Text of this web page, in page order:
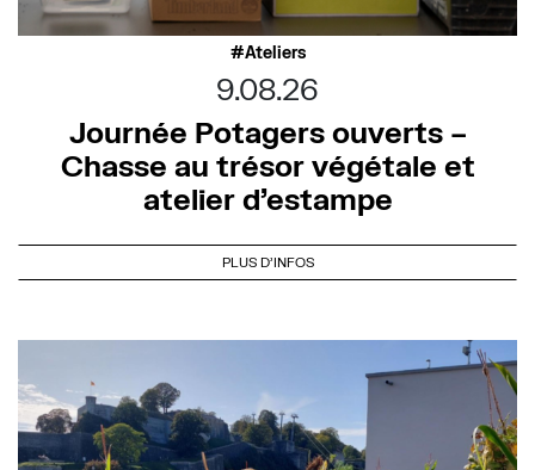
Ateliers
9.08.26
Journée Potagers ouverts –
Chasse au trésor végétale et
atelier d’estampe
PLUS D'INFOS